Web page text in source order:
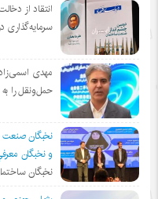
انتقاد از
مهدی
حمل‌ونقل را
نخبگان صنعت
و نخبگان
نخبگان